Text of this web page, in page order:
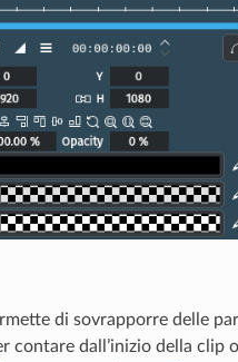
di sovrapporre delle
contare dall’inizio della clip